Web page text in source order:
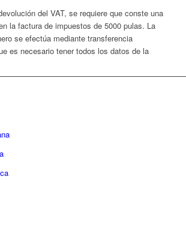
del VAT, se requiere que conste una
la factura de impuestos de 5000 pulas. La
se efectúa mediante transferencia
es necesario tener todos los datos de la